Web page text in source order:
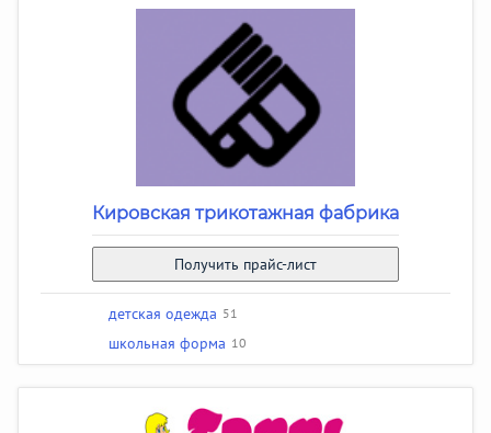
Кировская трикотажная фабрика
Получить прайс-лист
детская одежда 51
школьная форма 10